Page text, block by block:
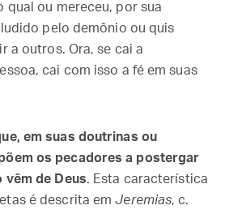
qual ou mereceu, por sua
pelo demônio ou quis
a outros. Ora, se cai a
cai com isso a fé em suas
em suas doutrinas ou
os pecadores a postergar
vêm de Deus. Esta característica
é descrita emJeremias, c.